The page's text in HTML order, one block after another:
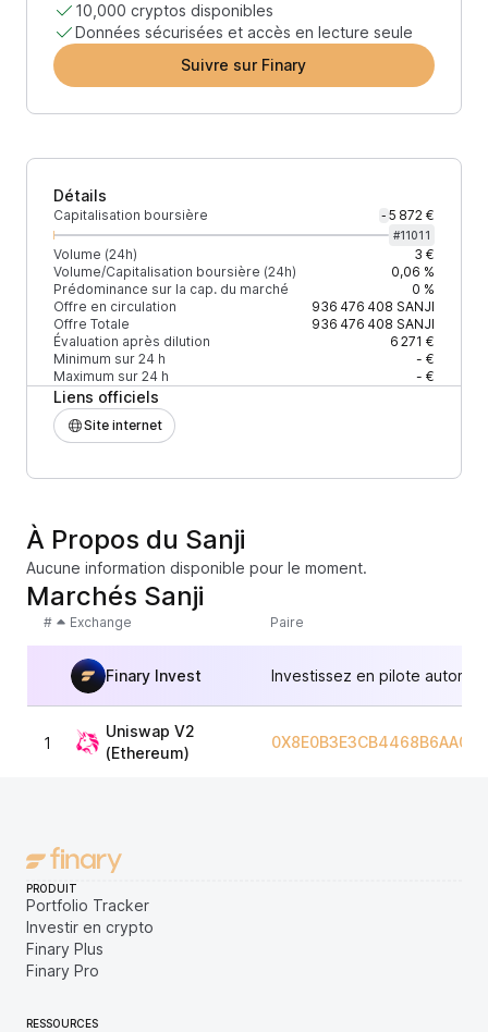
10,000 cryptos disponibles
Données sécurisées et accès en lecture seule
Suivre sur Finary
Détails
Capitalisation boursière - 5 872 €
#11011
Volume (24h)
3 €
Volume/Capitalisation boursière (24h)
0,06 %
Prédominance sur la cap. du marché
0 %
Offre en circulation
936 476 408 SANJI
Offre Totale
936 476 408 SANJI
Évaluation après dilution
6 271 €
Minimum sur 24 h
- €
Maximum sur 24 h
- €
Liens officiels
Site internet
À Propos du Sanji
Aucune information disponible pour le moment.
Marchés Sanji
# Exchange Paire
Finary Invest Investissez en pilote
1
Uniswap V2
(Ethereum)
PRODUIT
Portfolio Tracker
Investir en crypto
Finary Plus
Finary Pro
RESSOURCES